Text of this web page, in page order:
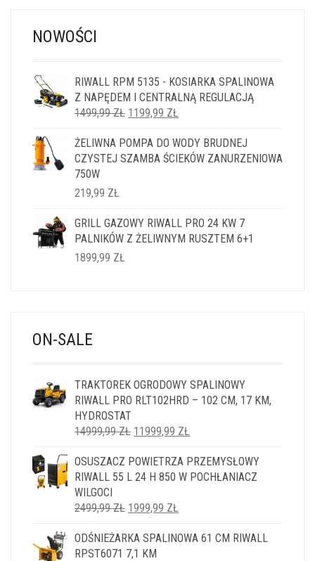
NOWOŚCI
RIWALL RPM 5135 - KOSIARKA SPALINOWA
Z NAPĘDEM I CENTRALNĄ REGULACJĄ
1499,99ZŁ PIERWOTNA
WYNOSIŁA:
1499,99 ZŁ.
1199,99 ZŁ
WYNOSI:
1199,99 ZŁ.
ŻELIWNA POMPA DO WODY BRUDNEJ
CZYSTEJ SZAMBA ŚCIEKÓW ZANURZENIOWA
750W
219,99 ZŁ
GRILL GAZOWY RIWALL PRO 24 KW 7
PALNIKÓW Z ŻELIWNYM RUSZTEM 6+1
1899,99 ZŁ
ON-SALE
TRAKTOREK OGRODOWY SPALINOWY
RIWALL PRO RLT102HRD – 102 CM, 17 KM,
HYDROSTAT
14999,99ZŁ PIERWOTNA
WYNOSIŁA:
14999,99 ZŁ.
11999,99 ZŁ
WYNOSI:
11999,99 ZŁ.
OSUSZACZ POWIETRZA PRZEMYSŁOWY
RIWALL 55 L 24 H 850 W POCHŁANIACZ
WILGOCI
2499,99ZŁ PIERWOTNA
WYNOSIŁA:
2499,99 ZŁ.
1999,99 ZŁ
WYNOSI:
ODŚNIEŻARKA SPALINOWA 61 CM RIWALL
RPST6071 7,1 KM